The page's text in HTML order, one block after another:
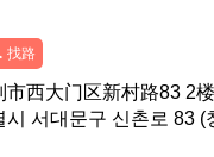
找路
市西大门区新村路83 2楼
시 서대문구 신촌로 83 (